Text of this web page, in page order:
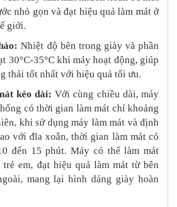
nhỏ gọn và đạt hiệu quả làm mát ở
giới.
Nhiệt độ bên trong giày và phần
30°C-35°C khi máy hoạt động, giúp
thái tốt nhất với hiệu quả tối ưu.
kéo dài: Với cùng chiều dài, máy
có thời gian làm mát chỉ khoảng
khi sử dụng máy làm mát và định
với đĩa xoắn, thời gian làm mát có
đến 15 phút. Máy có thể làm mát
em, đạt hiệu quả làm mát từ bên
mang lại hình dáng giày hoàn